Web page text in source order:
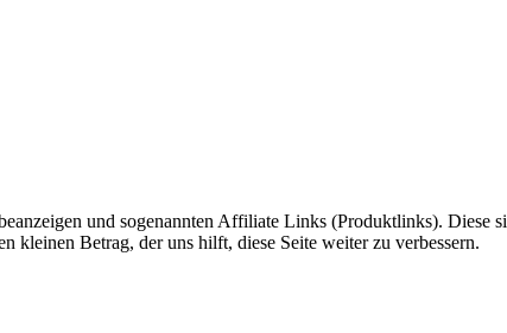
und sogenannten Affiliate Links (Produktlinks).
kleinen Betrag, der uns hilft, diese Seite weiter zu verbessern.